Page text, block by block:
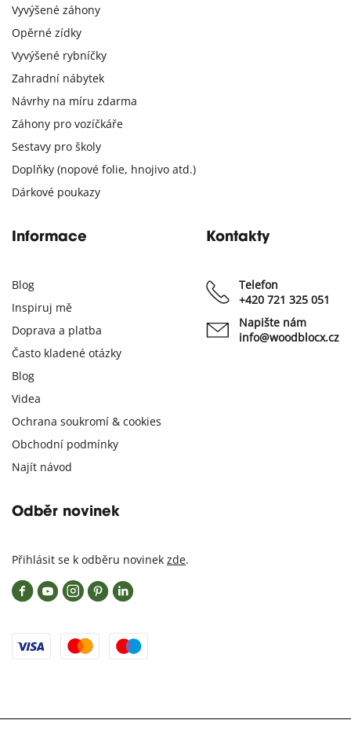
Vyvýšené záhony
Opěrné zídky
Vyvýšené rybníčky
Zahradní nábytek
Návrhy na míru zdarma
Záhony pro vozíčkáře
Sestavy pro školy
Doplňky (nopové folie, hnojivo atd.)
Dárkové poukazy
Informace
Blog
Inspiruj mě
Doprava a platba
Často kladené otázky
Blog
Videa
Ochrana soukromí & cookies
Obchodní podmínky
Najít návod
Kontakty
Telefon
+420 721 325 051
Napište nám
info@woodblocx.cz
Odběr novinek
Přihlásit se k odběru novinek zde.